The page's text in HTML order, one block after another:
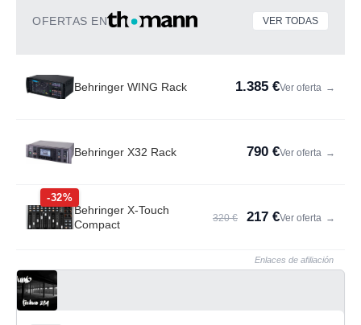
OFERTAS EN VER TODAS
Behringer WING Rack 1.385 €Ver oferta →
Behringer X32 Rack 790 €Ver oferta →
-32%
Behringer X-Touch
Compact
320 € 217 €Ver oferta →
Enlaces de afiliación